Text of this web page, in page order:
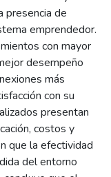
presencia de
emprendedor.
con mayor
desempeño
más
con su
presentan
costos y
que la efectividad
del entorno